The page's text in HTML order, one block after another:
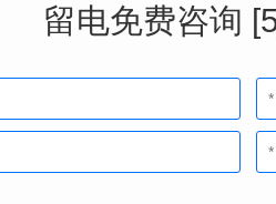
留电免费咨询